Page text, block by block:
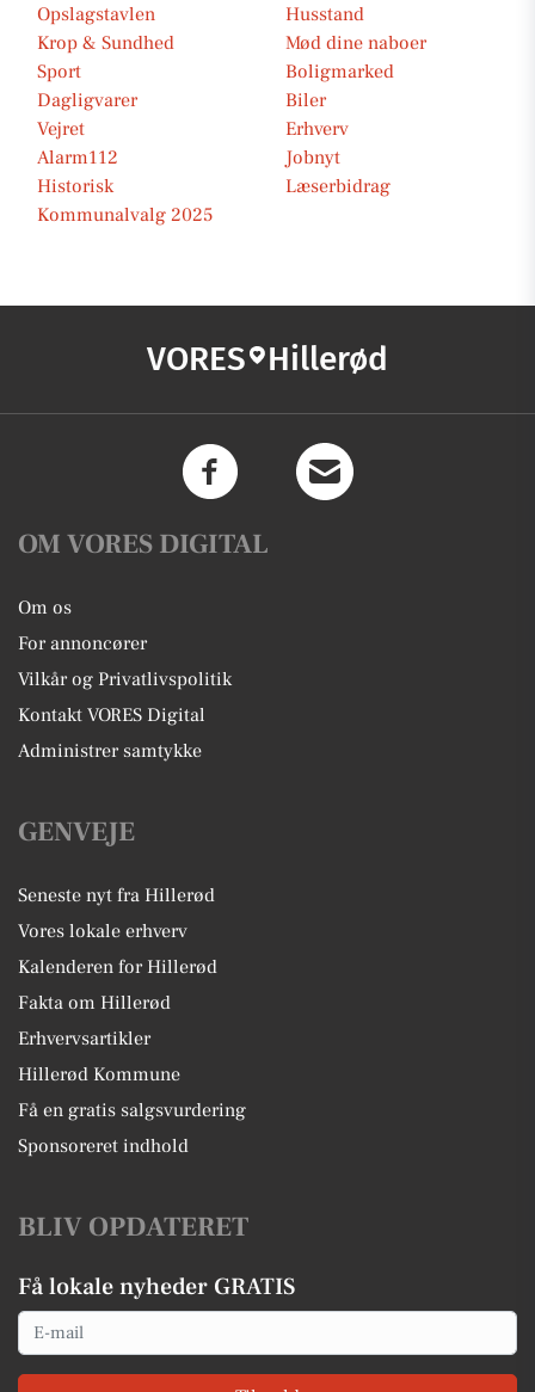
Opslagstavlen
Husstand
Krop & Sundhed
Mød dine naboer
Sport
Boligmarked
Dagligvarer
Biler
Vejret
Erhverv
Alarm112
Jobnyt
Historisk
Læserbidrag
Kommunalvalg 2025
VORES Hillerød
OM VORES DIGITAL
Om os
For annoncører
Vilkår og Privatlivspolitik
Kontakt VORES Digital
Administrer samtykke
GENVEJE
Seneste nyt fra Hillerød
Vores lokale erhverv
Kalenderen for Hillerød
Fakta om Hillerød
Erhvervsartikler
Hillerød Kommune
Få en gratis salgsvurdering
Sponsoreret indhold
BLIV OPDATERET
Få lokale nyheder GRATIS
Email